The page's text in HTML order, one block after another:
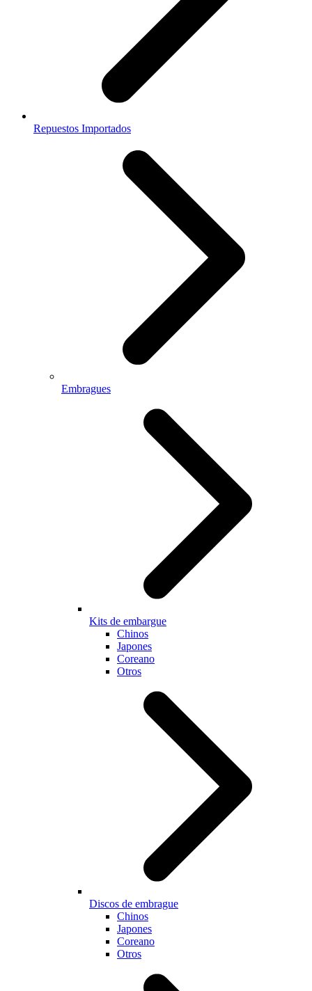
Repuestos Importados
Embragues
Kits de embargue
Chinos
Japones
Coreano
Otros
Discos de embrague
Chinos
Japones
Coreano
Otros